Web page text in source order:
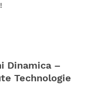
Dinamica –
Technologie